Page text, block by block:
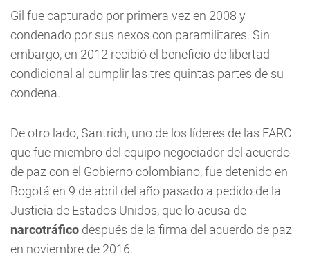
Gil fue capturado por primera vez en 2008 y
condenado por sus nexos con paramilitares. Sin
embargo, en 2012 recibió el beneficio de libertad
condicional al cumplir las tres quintas partes de su
condena.
De otro lado, Santrich, uno de los líderes de las FARC
que fue miembro del equipo negociador del acuerdo
de paz con el Gobierno colombiano, fue detenido en
Bogotá en 9 de abril del año pasado a pedido de la
Justicia de Estados Unidos, que lo acusa de
narcotráfico después de la firma del acuerdo de paz
en noviembre de 2016.